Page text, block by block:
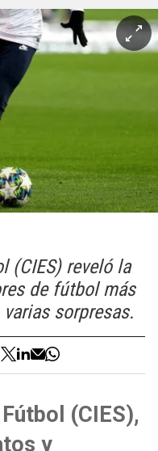
(CIES) reveló la
de fútbol más
sorpresas.
(CIES),
y